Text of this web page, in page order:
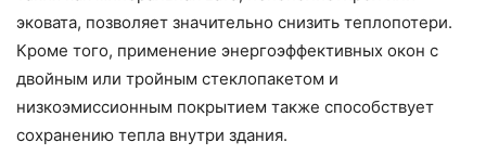
эковата, позволяет значительно снизить теплопотери.
Кроме того, применение энергоэффективных окон с
двойным или тройным стеклопакетом и
низкоэмиссионным покрытием также способствует
сохранению тепла внутри здания.